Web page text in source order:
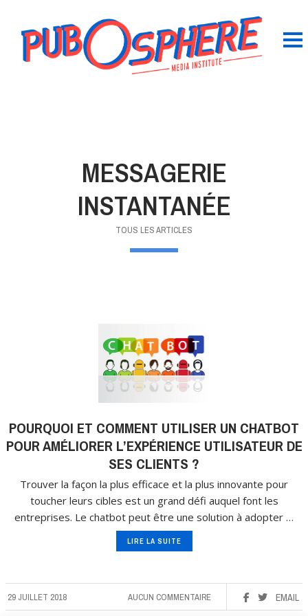
MESSAGERIE
INSTANTANÉE
TOUS LES ARTICLES
POURQUOI ET COMMENT UTILISER UN CHATBOT
POUR AMÉLIORER L’EXPÉRIENCE UTILISATEUR DE
SES CLIENTS ?
Trouver la façon la plus efficace et la plus innovante pour
toucher leurs cibles est un grand défi auquel font les
entreprises. Le chatbot peut être une solution à adopter …
LIRE LA SUITE
29 JUILLET 2018 EMAIL
AUCUN COMMENTAIRE